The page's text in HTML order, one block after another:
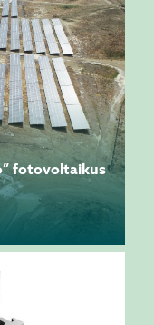
fotovoltaikus